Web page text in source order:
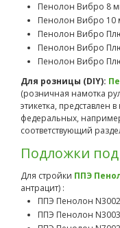
Пенолон Вибро 8
Пенолон Вибро 10
Пенолон Вибро
Пенолон Вибро
Пенолон Вибро
Для розницы (DIY):
(розничная намотка
этикетка, представлен
федеральных,
соответствующий
Подложки
Для стройки ППЭ
антрацит) :
ППЭ Пенолон
ППЭ Пенолон